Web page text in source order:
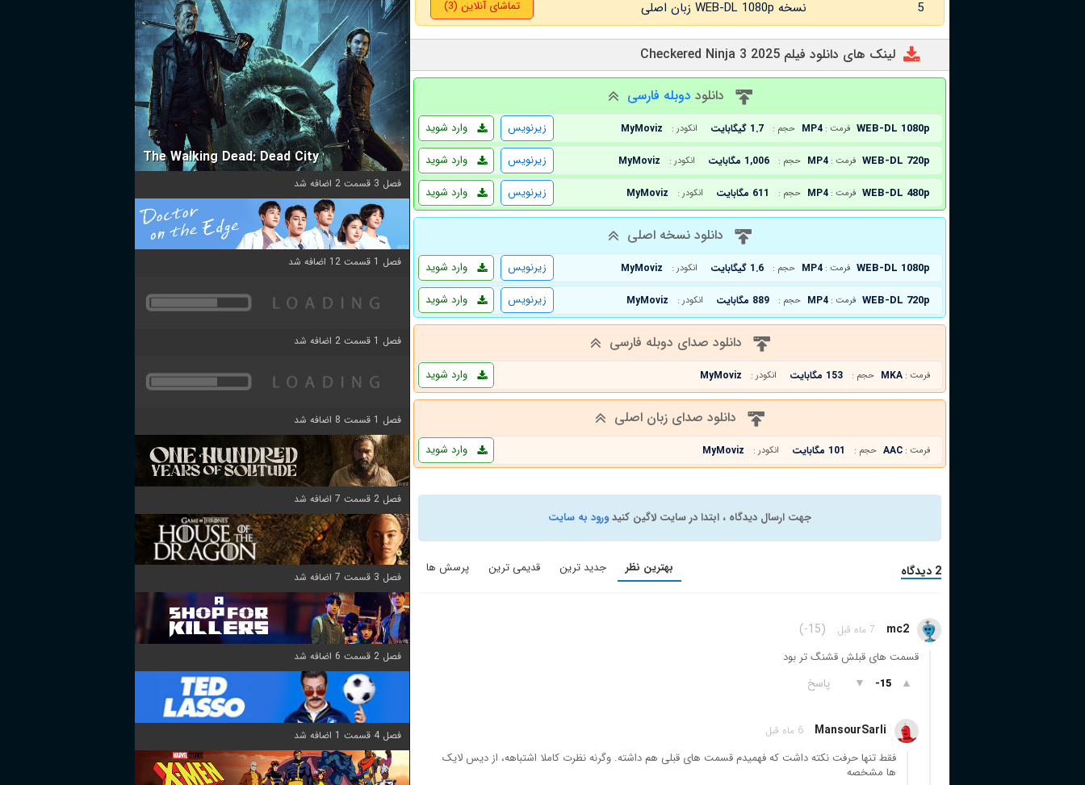
5 نسخه WEB-DL 1080p زبان اصلی تماشای آنلاین (3)
لینک های دانلود فیلم Checkered Ninja 3 2025
دانلود دوبله فارسی
WEB-DL 1080p فرمت : MP4 حجم : 1.7 گیگابایت انکودر : MyMoviz وارد شوید
زیرنویس
WEB-DL 720p فرمت : MP4 حجم : 1,006 مگابایت انکودر : MyMoviz وارد شوید
زیرنویس
WEB-DL 480p فرمت : MP4 حجم : 611 مگابایت انکودر : MyMoviz وارد شوید زیرنویس
دانلود نسخه اصلی
WEB-DL 1080p فرمت : MP4 حجم : 1.6 گیگابایت انکودر : MyMoviz وارد شوید
زیرنویس
WEB-DL 720p فرمت : MP4 حجم : 889 مگابایت انکودر : MyMoviz وارد شوید زیرنویس
دانلود صدای دوبله فارسی
فرمت : MKA حجم : 153 مگابایت انکودر : MyMoviz وارد شوید
دانلود صدای زبان اصلی
فرمت : AAC حجم : 101 مگابایت انکودر : MyMoviz وارد شوید
جهت ارسال دیدگاه ، ابتدا در سایت لاگین کنیدورود به سایت
2 دیدگاه بهترین نظر جدید ترین قدیمی ترین پرسش ها
mc2 7 ماه قبل (-15)
قسمت های قبلش قشنگ تر بود
▲
-15
▼ پاسخ
MansourSarli 6 ماه قبل
فقط تنها حرفت نکته داشت که فهمیدم قسمت های قبلی هم داشته. وگرنه نظرت کاملا اشتباهه، از دیس لایک
ها مشخصه
The Walking Dead: Dead City
فصل 3 قسمت 2 اضافه شد
فصل 1 قسمت 12 اضافه شد
فصل 1 قسمت 2 اضافه شد
فصل 1 قسمت 8 اضافه شد
فصل 2 قسمت 7 اضافه شد
فصل 3 قسمت 7 اضافه شد
فصل 2 قسمت 6 اضافه شد
فصل 4 قسمت 1 اضافه شد